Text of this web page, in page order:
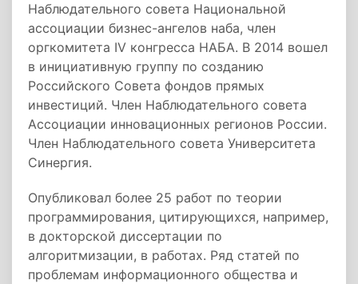
Наблюдательного совета Национальной
ассоциации бизнес-ангелов наба, член
оргкомитета IV конгресса НАБА. В 2014 вошел
в инициативную группу по созданию
Российского Совета фондов прямых
инвестиций. Член Наблюдательного совета
Ассоциации инновационных регионов России.
Член Наблюдательного совета Университета
Синергия.
Опубликовал более 25 работ по теории
программирования, цитирующихся, например,
в докторской диссертации по
алгоритмизации, в работах. Ряд статей по
проблемам информационного общества и